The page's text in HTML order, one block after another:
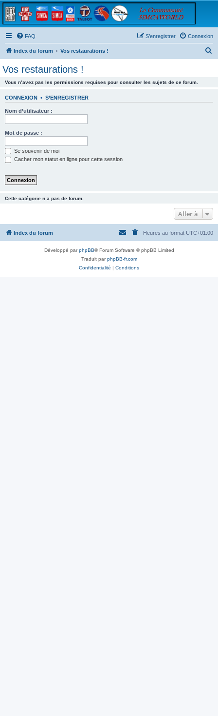
FAQ Connexion
S’enregistrer
Index du forum Vos restaurations !
Vos restaurations !
Vous n’avez pas les permissions requises pour consulter les sujets de ce forum.
CONNEXION • S’ENREGISTRER
Nom d’utilisateur :
Mot de passe :
Se souvenir de moi
Cacher mon statut en ligne pour cette session
Cette catégorie n’a pas de forum.
Aller à
Index du forum Heures au format UTC+01:00
Développé parphpBB® Forum Software © phpBB Limited
Traduit parphpBB-fr.com
Confidentialité | Conditions